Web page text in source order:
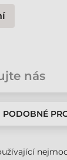
nás
PODOBNÉ